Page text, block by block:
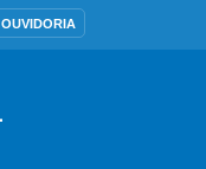
OUVIDORIA